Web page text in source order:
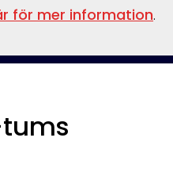
för mer information.